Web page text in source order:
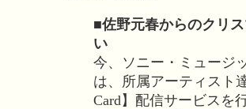
■佐野元春からのクリ
い
今、ソニー・ミュージ
は、所属アーティスト
Card】配信サービスを